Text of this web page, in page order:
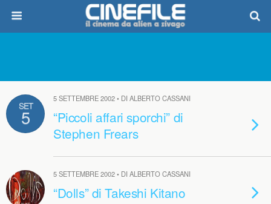
SET
5
5 SETTEMBRE 2002 • DI ALBERTO CASSANI
“Piccoli affari sporchi” di
Stephen Frears
5 SETTEMBRE 2002 • DI ALBERTO CASSANI
“Dolls” di Takeshi Kitano